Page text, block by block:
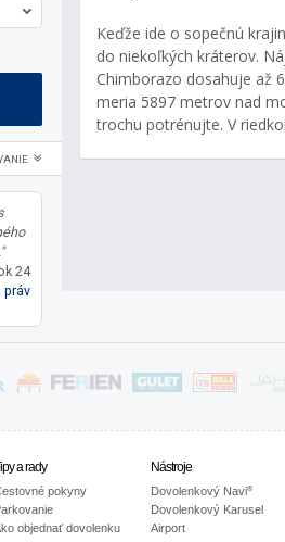
24
práv
Keďže ide o sopečnú
do niekoľkých kráterov.
Chimborazo dosahuje až
meria 5897 metrov nad
trochu potrénujte. V
a rady
pokyny
objednať dovolenku
Nástroje
Dovolenkový Navi®
Dovolenkový Karusel
Airport